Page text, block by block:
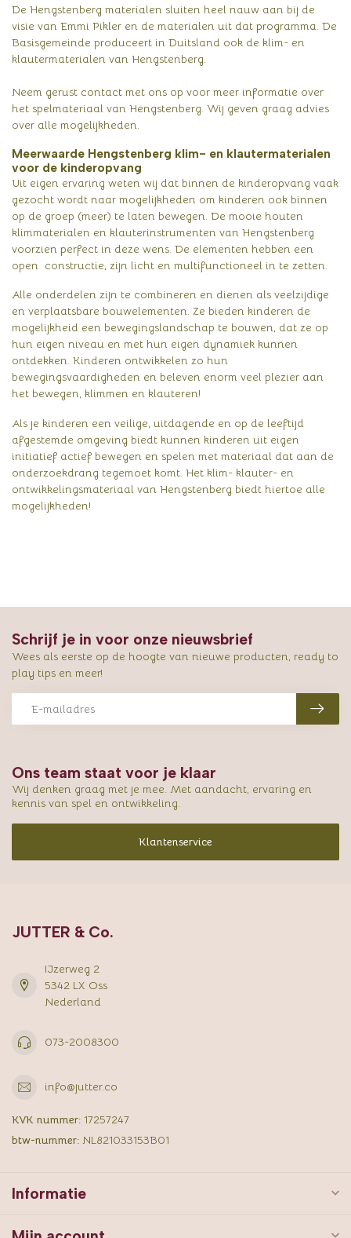
De Hengstenberg materialen sluiten heel nauw aan bij de
visie van Emmi Pikler en de materialen uit dat programma. De
Basisgemeinde produceert in Duitsland ook de klim- en
klautermaterialen van Hengstenberg.
Neem gerust contact met ons op voor meer informatie over
het spelmateriaal van Hengstenberg. Wij geven graag advies
over alle mogelijkheden.
Meerwaarde Hengstenberg klim- en klautermaterialen
voor de kinderopvang
Uit eigen ervaring weten wij dat binnen de kinderopvang vaak
gezocht wordt naar mogelijkheden om kinderen ook binnen
op de groep (meer) te laten bewegen. De mooie houten
klimmaterialen en klauterinstrumenten van Hengstenberg
voorzien perfect in deze wens. De elementen hebben een
open constructie, zijn licht en multifunctioneel in te zetten.
Alle onderdelen zijn te combineren en dienen als veelzijdige
en verplaatsbare bouwelementen. Ze bieden kinderen de
mogelijkheid een bewegingslandschap te bouwen, dat ze op
hun eigen niveau en met hun eigen dynamiek kunnen
ontdekken. Kinderen ontwikkelen zo hun
bewegingsvaardigheden en beleven enorm veel plezier aan
het bewegen, klimmen en klauteren!
Als je kinderen een veilige, uitdagende en op de leeftijd
afgestemde omgeving biedt kunnen kinderen uit eigen
initiatief actief bewegen en spelen met materiaal dat aan de
onderzoekdrang tegemoet komt. Het klim- klauter- en
ontwikkelingsmateriaal van Hengstenberg biedt hiertoe alle
mogelijkheden!
Ons team staat voor je klaar
Wij denken graag met je mee. Met aandacht, ervaring en
kennis van spel en ontwikkeling.
Klantenservice
Schrijf je in voor onze nieuwsbrief
Wees als eerste op de hoogte van nieuwe producten, ready to
play tips en meer!
JUTTER & Co.
IJzerweg 2
5342 LX Oss
Nederland
073-2008300
info@jutter.co
KVK nummer: 17257247
btw-nummer: NL821033153B01
Informatie